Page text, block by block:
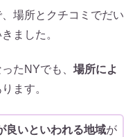
場所とクチコミでだい
ました。
たNYでも、 場所によ
ます。
良いといわれる地域が